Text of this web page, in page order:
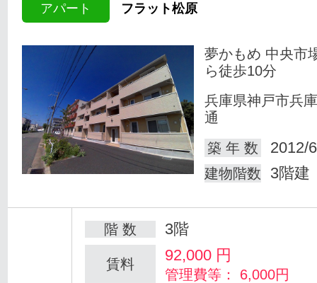
アパート フラット松原
夢かもめ 中央市
ら徒歩10分
兵庫県神戸市兵
通
築 年 数
2012/
建物階数 3階建
階 数 3階
賃料 92,000 円
管理費等： 6,000円